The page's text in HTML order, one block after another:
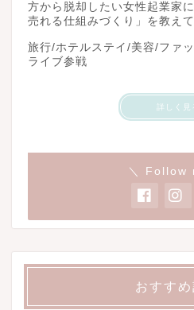
方から脱却したい女性起業家
売れる仕組みづくり」を教えて
旅行/ホテルステイ/美容/ファ
ライブ参戦
詳しく見
＼ Follow
おすすめ